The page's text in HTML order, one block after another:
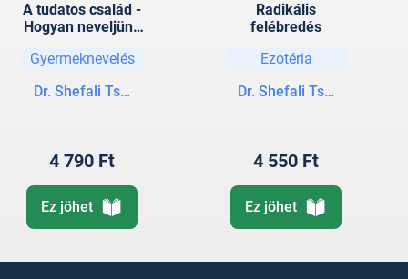
A tudatos család -
Hogyan neveljünk
kreatív gyerekeket
Gyermeknevelés
Dr. Shefali Tsabary
4 790 Ft
Ez jöhet
Radikális
felébredés
Ezotéria
Dr. Shefali Tsabary
4 550 Ft
Ez jöhet